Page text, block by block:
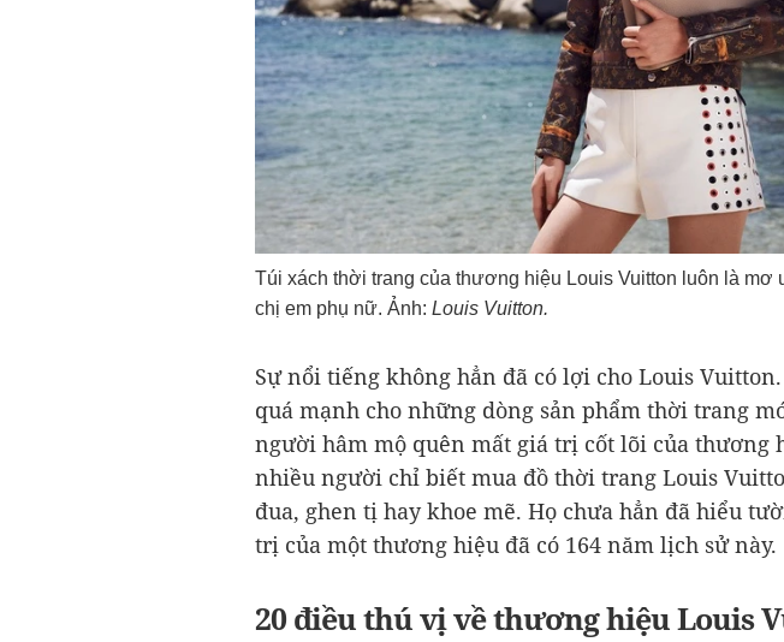
Túi xách thời trang của thương hiệu Louis Vuitton luôn là mơ
chị em phụ nữ. Ảnh: Louis Vuitton.
Sự nổi tiếng không hẳn đã có lợi cho Louis
quá mạnh cho những dòng sản phẩm thời trang
người hâm mộ quên mất giá trị cốt lõi của thương
nhiều người chỉ biết mua đồ thời trang Louis
đua, ghen tị hay khoe mẽ. Họ chưa hẳn đã hiểu
trị của một thương hiệu đã có 164 năm lịch sử này.
20 điều thú vị về thương hiệu Louis